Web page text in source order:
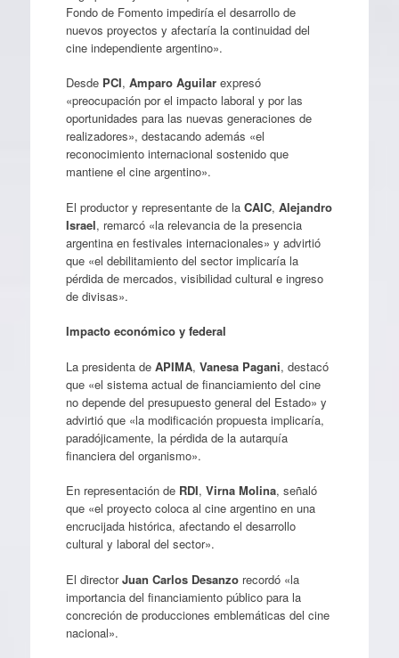
Fondo de Fomento impediría el desarrollo de
nuevos proyectos y afectaría la continuidad del
cine independiente argentino».
Desde PCI, Amparo Aguilarexpresó
«preocupación por el impacto laboral y por las
oportunidades para las nuevas generaciones de
realizadores», destacando además «el
reconocimiento internacional sostenido que
mantiene el cine argentino».
El productor y representante de la CAIC, Alejandro
Israel, remarcó «la relevancia de la presencia
argentina en festivales internacionales» y advirtió
que «el debilitamiento del sector implicaría la
pérdida de mercados, visibilidad cultural e ingreso
de divisas».
Impacto económico y federal
La presidenta de APIMA, Vanesa Pagani, destacó
que «el sistema actual de financiamiento del cine
no depende del presupuesto general del Estado» y
advirtió que «la modificación propuesta implicaría,
paradójicamente, la pérdida de la autarquía
financiera del organismo».
En representación de RDI, Virna Molina, señaló
que «el proyecto coloca al cine argentino en una
encrucijada histórica, afectando el desarrollo
cultural y laboral del sector».
El directorJuan Carlos Desanzorecordó «la
importancia del financiamiento público para la
concreción de producciones emblemáticas del cine
nacional».